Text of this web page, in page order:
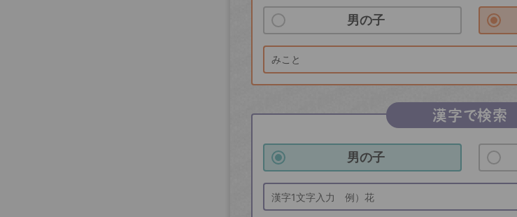
男の子
漢字で検索
男の子